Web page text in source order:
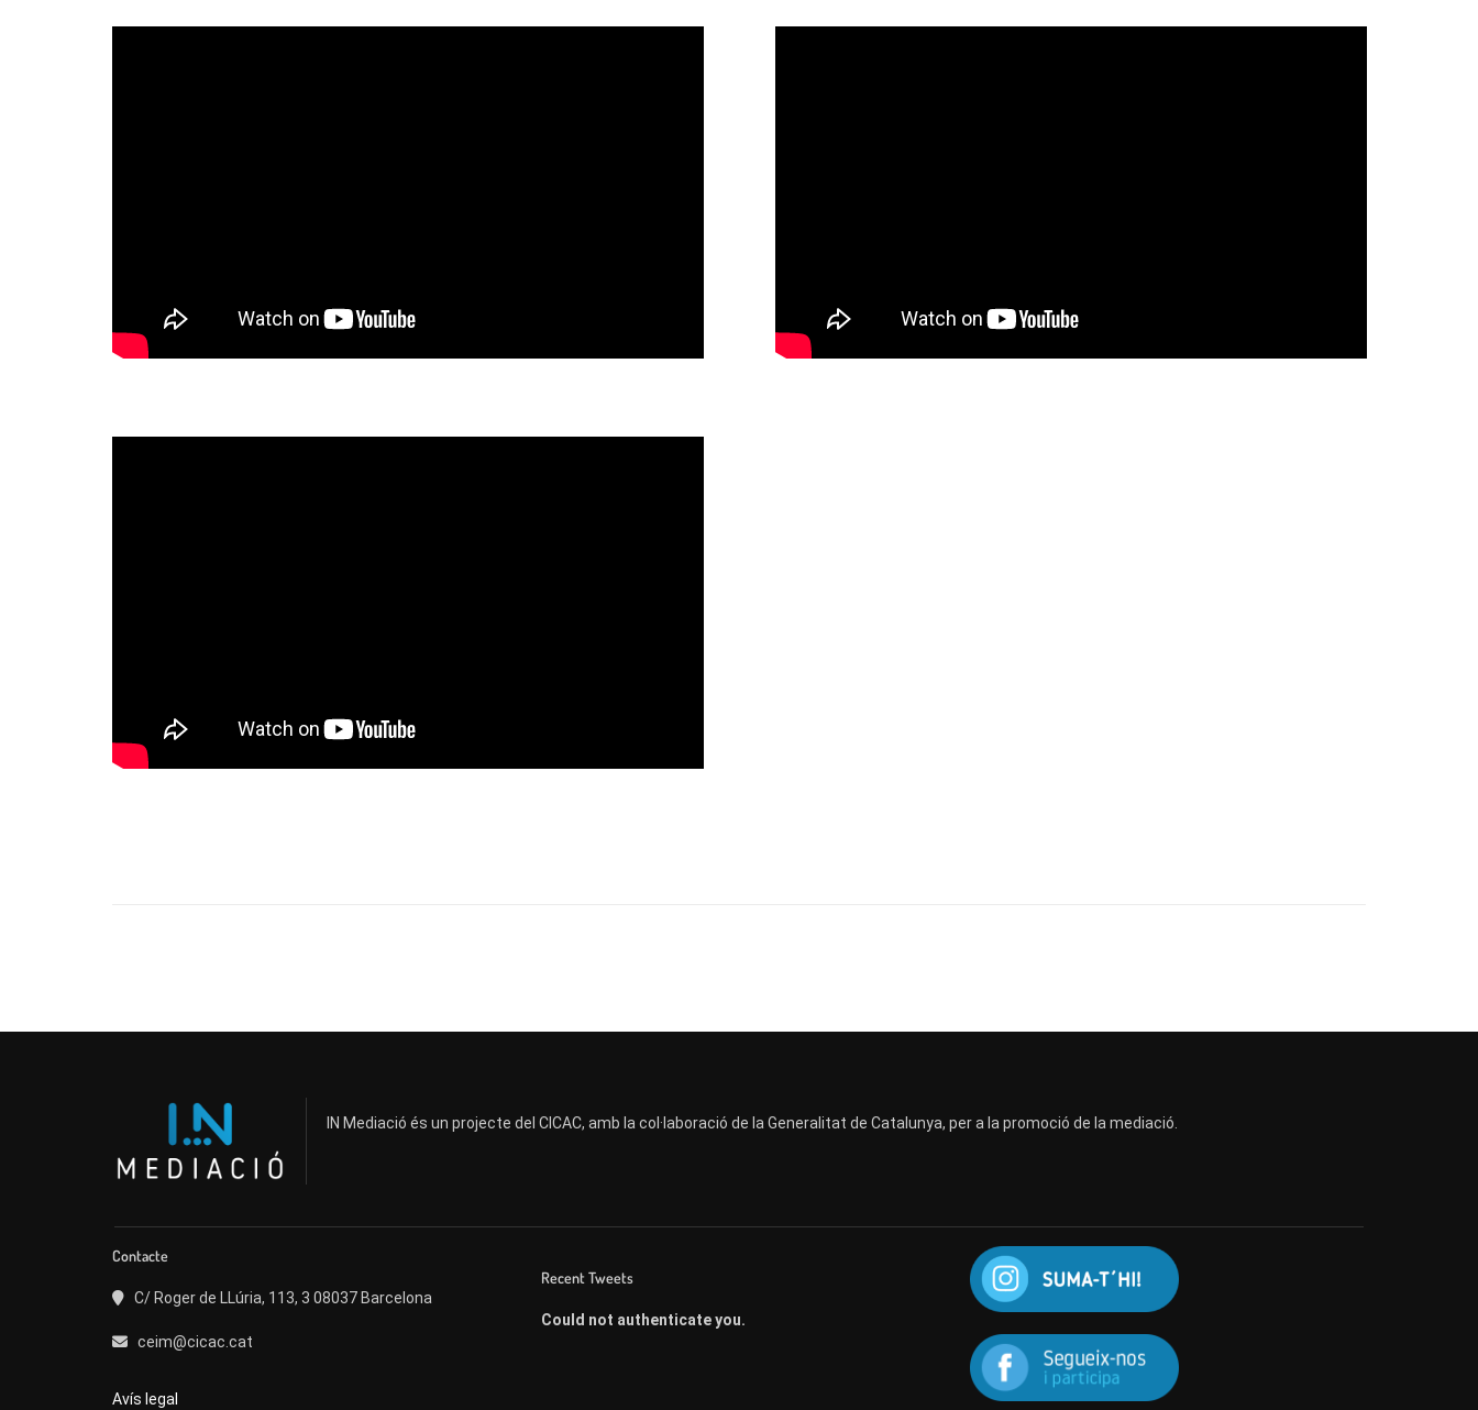
IN Mediació és un projecte del CICAC, amb la col·laboració de la Generalitat de Catalunya, per a la promoció de la mediació.
Contacte
C/ Roger de LLúria, 113, 3 08037 Barcelona
ceim@cicac.cat
Avís legal
Recent Tweets
Could not authenticate you.